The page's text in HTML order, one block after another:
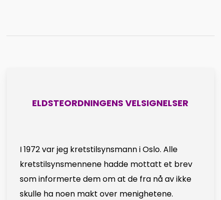
ELDSTEORDNINGENS VELSIGNELSER
I 1972 var jeg kretstilsynsmann i Oslo. Alle
kretstilsynsmennene hadde mottatt et brev
som informerte dem om at de fra nå av ikke
skulle ha noen makt over menighetene.